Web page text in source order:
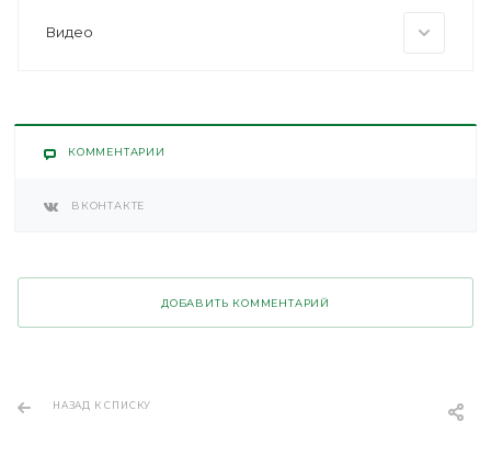
Видео
КОММЕНТАРИИ
ВКОНТАКТЕ
ДОБАВИТЬ КОММЕНТАРИЙ
НАЗАД К СПИСКУ